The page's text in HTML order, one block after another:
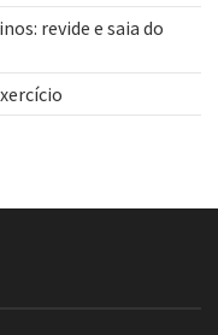
revide e saia do